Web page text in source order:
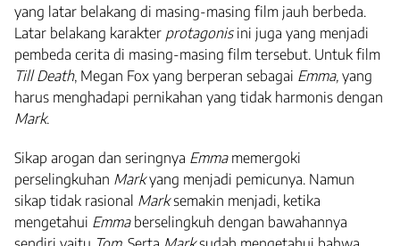
yang latar belakang di masing-masing film jauh berbeda.
Latar belakang karakter protagonisini juga yang menjadi
pembeda cerita di masing-masing film tersebut. Untuk film
Till Death, Megan Fox yang berperan sebagai Emma, yang
harus menghadapi pernikahan yang tidak harmonis dengan
Mark.
Sikap arogan dan seringnya Emmamemergoki
perselingkuhan Markyang menjadi pemicunya. Namun
sikap tidak rasional Marksemakin menjadi, ketika
mengetahui Emmaberselingkuh dengan bawahannya